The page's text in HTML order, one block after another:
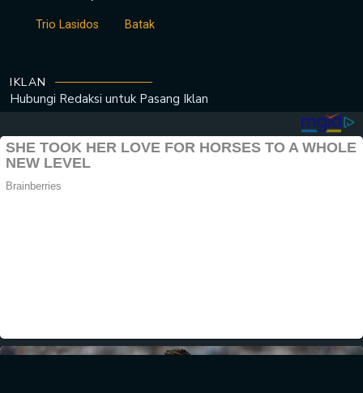
Trio Lasidos Batak
IKLAN
Hubungi Redaksi untuk Pasang Iklan